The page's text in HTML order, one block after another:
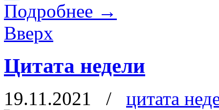
Отправить
Подробнее →
Вверх
Цитата недели
19.11.2021 / цитата